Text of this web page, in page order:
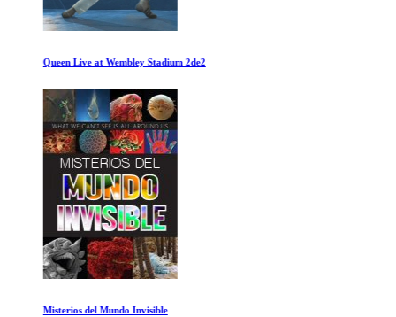
Queen Live at Wembley Stadium 2de2
Misterios del Mundo Invisible